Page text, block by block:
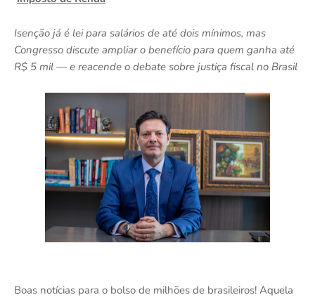
Isenção já é lei para salários de até dois mínimos, mas
Congresso discute ampliar o benefício para quem ganha até
R$ 5 mil — e reacende o debate sobre justiça fiscal no Brasil
Boas notícias para o bolso de milhões de brasileiros! Aquela